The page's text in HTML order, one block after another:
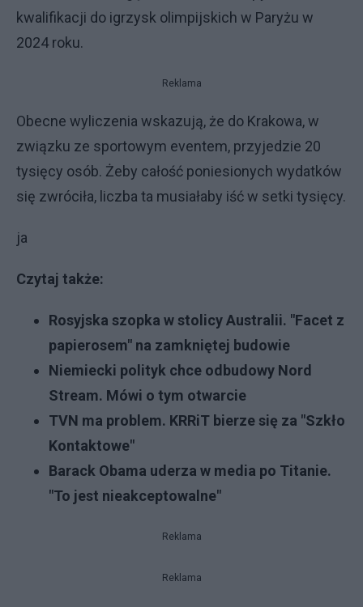
kwalifikacji do igrzysk olimpijskich w Paryżu w
2024 roku.
Reklama
Obecne wyliczenia wskazują, że do Krakowa, w
związku ze sportowym eventem, przyjedzie 20
tysięcy osób. Żeby całość poniesionych wydatków
się zwróciła, liczba ta musiałaby iść w setki tysięcy.
ja
Czytaj także:
Rosyjska szopka w stolicy Australii. "Facet z
papierosem" na zamkniętej budowie
Niemiecki polityk chce odbudowy Nord
Stream. Mówi o tym otwarcie
TVN ma problem. KRRiT bierze się za "Szkło
Kontaktowe"
Barack Obama uderza w media po Titanie.
"To jest nieakceptowalne"
Reklama
Reklama